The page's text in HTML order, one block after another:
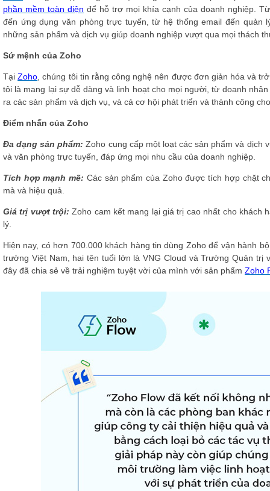
phần mềm toàn diện để hỗ trợ mọi khía cạnh của doanh nghiệp.
đến ứng dụng văn phòng trực tuyến, từ hệ thống email đến
những sản phẩm và dịch vụ giúp doanh nghiệp vượt qua mọi thách
Sứ mệnh của Zoho
TạiZoho , chúng tôi tin rằng công nghệ nên được đơn giản hóa và
tôi là mang lại sự dễ dàng và linh hoạt cho mọi người, từ doanh
ra các sản phẩm và dịch vụ, và cả cơ hội phát triển và thành công
Điểm nhấn của Zoho
Đa dạng sản phẩm: Zoho cung cấp một loạt các sản phẩm và dịch
và văn phòng trực tuyến, đáp ứng mọi nhu cầu của doanh nghiệp.
Tích hợp mạnh mẽ: Các sản phẩm của Zoho được tích hợp chặt
mà và hiệu quả.
Giá trị vượt trội: Zoho cam kết mang lại giá trị cao nhất cho khách
lý.
Hiện nay, có hơn 700.000 khách hàng tin dùng Zoho để vận hành
trường Việt Nam, hai tên tuổi lớn là VNG Cloud và Trường Quản trị
đây đã chia sẻ về trải nghiệm tuyệt vời của mình với sản phẩm Zoho